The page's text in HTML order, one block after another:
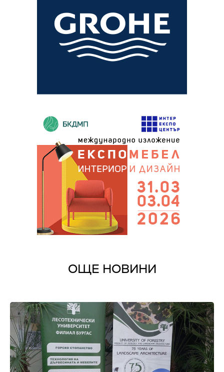
ОЩЕ НОВИНИ